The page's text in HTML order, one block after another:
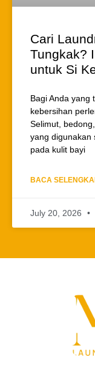
Cari
Tungkak?
untuk Si
Bagi Anda yang
kebersihan
Selimut,
yang digunakan
pada kulit bayi
BACA
July 20, 2026